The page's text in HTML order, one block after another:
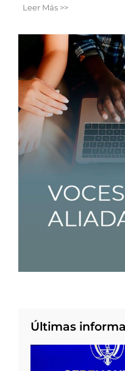
Leer Más >>
Últimas